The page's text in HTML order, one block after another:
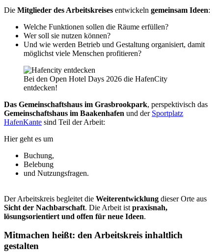
Die Mitglieder des Arbeitskreises entwickeln gemeinsam Ideen:
Welche Funktionen sollen die Räume erfüllen?
Wer soll sie nutzen können?
Und wie werden Betrieb und Gestaltung organisiert, damit
möglichst viele Menschen profitieren?
Bei den Open Hotel Days 2026 die HafenCity
entdecken!
Das Gemeinschaftshaus im Grasbrookpark, perspektivisch das
Gemeinschaftshaus im Baakenhafen und der Sportplatz
HafenKante sind Teil der Arbeit:
Hier geht es um
Buchung,
Belebung
und Nutzungsfragen.
Der Arbeitskreis begleitet die Weiterentwicklung dieser Orte aus
Sicht der Nachbarschaft. Die Arbeit ist praxisnah,
lösungsorientiert und offen für neue Ideen.
Mitmachen heißt: den Arbeitskreis inhaltlich
gestalten